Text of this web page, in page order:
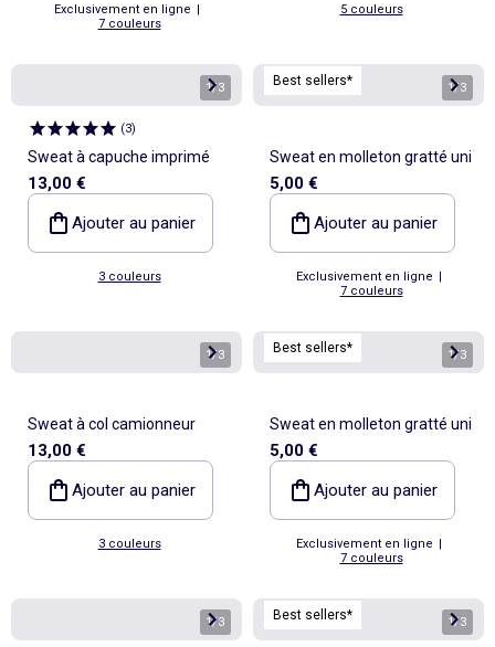
Exclusivement en ligne |
7 couleurs
5 couleurs
1/3
(3)
Sweat à capuche imprimé
13,00 €
Ajouter au panier
3 couleurs
Best sellers* 1/3
Sweat en molleton gratté uni
5,00 €
Ajouter au panier
Exclusivement en ligne |
7 couleurs
1/3
Sweat à col camionneur
13,00 €
Ajouter au panier
3 couleurs
Best sellers* 1/3
Sweat en molleton gratté uni
5,00 €
Ajouter au panier
Exclusivement en ligne |
7 couleurs
1/3 Best sellers* 1/3